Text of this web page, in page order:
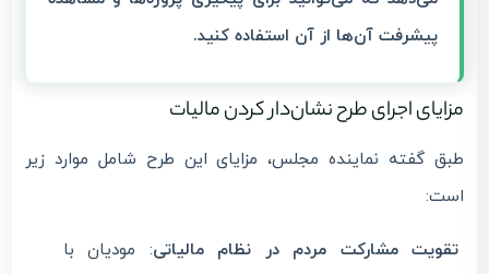
پیشرفت آن‌ها از آن استفاده کنید.
مزایای اجرای طرح نشان‌دار کردن مالیات
طبق گفته نماینده مجلس، مزایای این طرح شامل موارد زیر
است:
تقویت مشارکت مردم در نظام مالیاتی: مودیان با